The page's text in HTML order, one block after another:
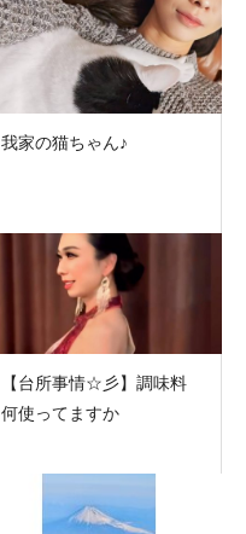
我家の猫ちゃん♪
【台所事情☆彡】調味料
何使ってますか